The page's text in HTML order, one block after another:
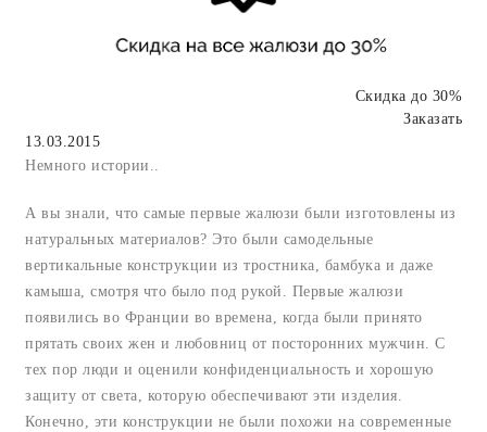
Скидка до 30%
Заказать
13.03.2015
Немного истории..
А вы знали, что самые первые жалюзи были изготовлены из
натуральных материалов? Это были самодельные
вертикальные конструкции из тростника, бамбука и даже
камыша, смотря что было под рукой. Первые жалюзи
появились во Франции во времена, когда были принято
прятать своих жен и любовниц от посторонних мужчин. С
тех пор люди и оценили конфиденциальность и хорошую
защиту от света, которую обеспечивают эти изделия.
Конечно, эти конструкции не были похожи на современные